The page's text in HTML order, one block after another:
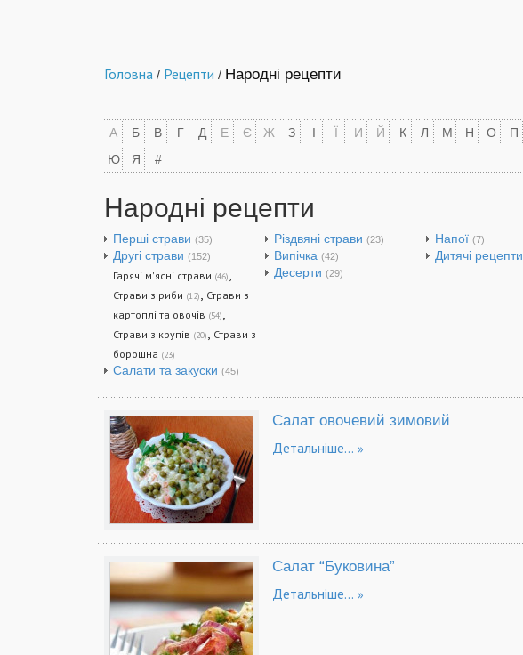
Головна / Рецепти / Народні рецепти
А Б В Г Д Е Є Ж З І Ї И Й К Л М Н О П
Ю
Я #
Народні рецепти
Перші страви (35)
Другі страви (152)
Гарячі м'ясні страви (46)
Страви з риби (12)
Страви з
картоплі та овочів (54)
Страви з крупів (20)
Страви з
борошна (23)
Салати та закуски (45)
Різдвяні страви (23)
Випічка (42)
Десерти (29)
Напої (7)
Дитячі рецепти
Салат овочевий зимовий
Детальніше...
Салат “Буковина”
Детальніше...